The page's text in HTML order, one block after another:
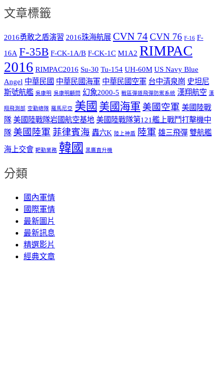
文章標籤
2016勇敢之盾演習 2016珠海航展 CVN 74CVN 76 F-16 F-
16A F-35B F-CK-1A/B F-CK-1C M1A2 RIMPAC
2016 RIMPAC2016 Su-30 Tu-154 UH-60M US Navy Blue
Angel 中華民國 中華民國海軍 中華民國空軍 台中清泉崗 史坦尼
斯號航艦 吳康明 吳康明顧問 幻象2000-5 戰區彈道飛彈防禦系統 漢翔航空 漢
翔飛測部 空勤總隊 羅馬尼亞 美國 美國海軍 美國空軍 美國陸戰
隊 美國陸戰隊岩國航空基地 美國陸戰隊第121艦上戰鬥打擊機中
隊 美國陸軍 菲律賓海 轟六K 陸上神盾 陸軍 雄三飛彈 雙航艦
海上交會 靶勤業務 韓國 黑鷹直升機
分類
國內軍情
國際軍情
最新圖片
最新訊息
精選影片
經典文章